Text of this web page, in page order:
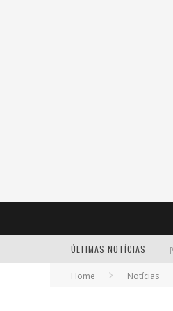
ÚLTIMAS NOTÍCIAS
Home Notícias